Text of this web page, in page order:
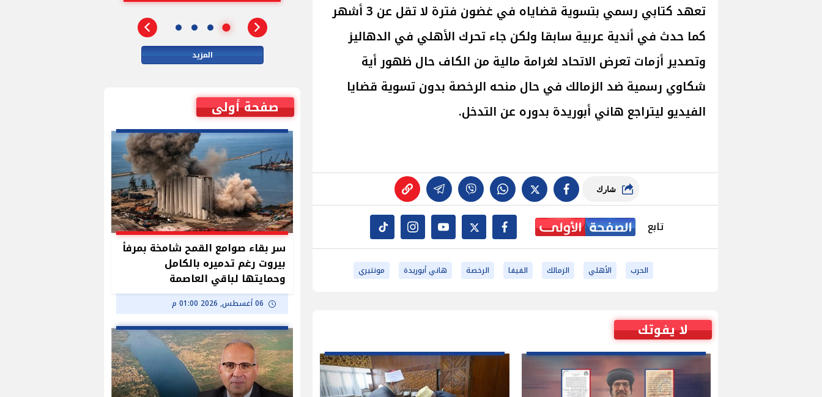
تعهد كتابي رسمي بتسوية قضاياه في غضون فترة لا تقل عن 3 أشهر
كما حدث في أندية عربية سابقا ولكن جاء تحرك الأهلي في الدهاليز
وتصدير أزمات تعرض الاتحاد لغرامة مالية من الكاف حال ظهور أية
شكاوي رسمية ضد الزمالك في حال منحه الرخصة بدون تسوية قضايا
الفيديو ليتراجع هاني أبوريدة بدوره عن التدخل.
شارك
تابع
الحرب الأهلي الزمالك الفيفا الرخصة هاني أبوريدة مونتيري
لا يفوتك
المزيد
صفحة أولى
سر بقاء صوامع القمح شامخة بمرفأ
بيروت رغم تدميره بالكامل
وحمايتها لباقي العاصمة
06 أغسطس, 2026 01:00 م